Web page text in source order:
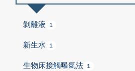
剝離液 1
新生水 1
生物床接觸曝氣法 1